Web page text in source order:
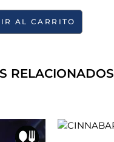
AL CARRITO
RELACIONADOS